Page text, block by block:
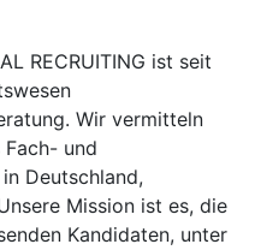
RECRUITING ist seit
Wir vermitteln
und
Deutschland,
Mission ist es, die
Kandidaten, unter